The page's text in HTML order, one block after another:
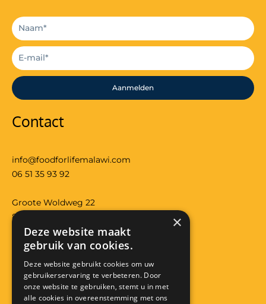
Aanmelden
Contact
info@foodforlifemalawi.com
06 51 35 93 92
Groote Woldweg 22
8097RS Oosterwolde (gld)
Bank: NL29 RABO 0118 3557 32
KVK: 08224426
Anbi: RSIN 822291319
Facebook
Instagram
×
Deze website maakt
gebruik van cookies.
Deze website gebruikt cookies om uw
gebruikerservaring te verbeteren. Door
onze website te gebruiken, stemt u in met
alle cookies in overeenstemming met ons